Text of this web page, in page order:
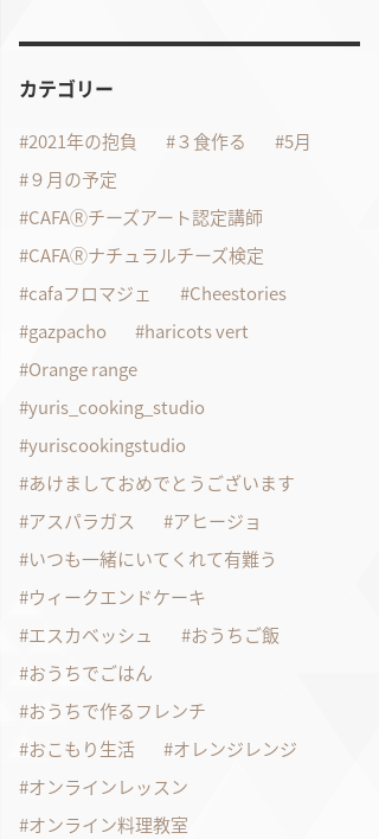
カテゴリー
2021年の抱負 ３食作る
5月
９月の予定
CAFAⓇチーズアート認定講師
CAFAⓇナチュラルチーズ検定
cafaフロマジェ
Cheestories
gazpacho
haricots vert
Orange range
yuris_cooking_studio
yuriscookingstudio
あけましておめでとうございます
アスパラガス
アヒージョ
いつも一緒にいてくれて有難う
ウィークエンドケーキ
エスカベッシュ
おうちご飯
おうちでごはん
おうちで作るフレンチ
おこもり生活
オレンジレンジ
オンラインレッスン
オンライン料理教室